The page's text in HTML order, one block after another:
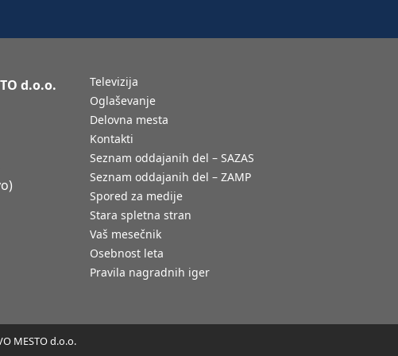
d.o.o.
Televizija
Oglaševanje
Delovna mesta
Kontakti
Seznam oddajanih del – SAZAS
Seznam oddajanih del – ZAMP
Spored za medije
Stara spletna stran
Vaš mesečnik
Osebnost leta
Pravila nagradnih iger
MESTO d.o.o.